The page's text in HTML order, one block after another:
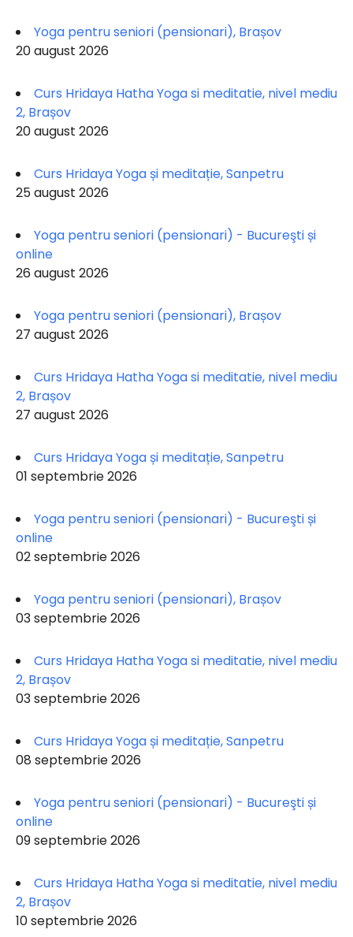
Yoga pentru seniori (pensionari), Brașov
20 august 2026
Curs Hridaya Hatha Yoga si meditatie, nivel mediu
2, Brașov
20 august 2026
Curs Hridaya Yoga și meditație, Sanpetru
25 august 2026
Yoga pentru seniori (pensionari) - Bucureşti și
online
26 august 2026
Yoga pentru seniori (pensionari), Brașov
27 august 2026
Curs Hridaya Hatha Yoga si meditatie, nivel mediu
2, Brașov
27 august 2026
Curs Hridaya Yoga și meditație, Sanpetru
01 septembrie 2026
Yoga pentru seniori (pensionari) - Bucureşti și
online
02 septembrie 2026
Yoga pentru seniori (pensionari), Brașov
03 septembrie 2026
Curs Hridaya Hatha Yoga si meditatie, nivel mediu
2, Brașov
03 septembrie 2026
Curs Hridaya Yoga și meditație, Sanpetru
08 septembrie 2026
Yoga pentru seniori (pensionari) - Bucureşti și
online
09 septembrie 2026
Curs Hridaya Hatha Yoga si meditatie, nivel mediu
2, Brașov
10 septembrie 2026